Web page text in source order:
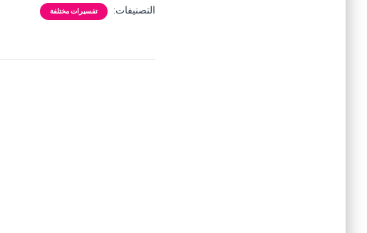
التصنيفات: تفسيرات مختلفة